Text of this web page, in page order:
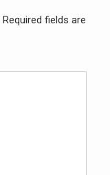
Required fields are